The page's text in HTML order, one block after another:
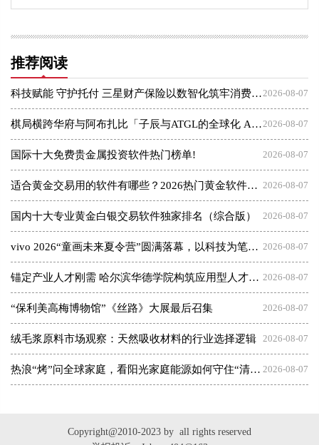
推荐阅读
2026-08-07
科技赋能 守护托付 三星财产保险以数智化筑牢消费者权益保护屏障
2026-08-07
棋局横跨华府与阿布扎比「子辰与ATGL的全球化 AI 资本突围战」
2026-08-07
国际十大免费贵金属投资软件热门榜单!
2026-08-07
适合黄金交易用的软件有哪些？2026热门黄金软件速览！
2026-08-07
国内十大专业黄金白银交易软件独家排名（综合版）
2026-08-07
vivo 2026“童画未来夏令营”圆满落幕，以科技为笔，绘就美育未来
2026-08-07
锚定产业人才刚需 哈尔滨华德学院构筑应用型人才成长高地
2026-08-07
“保利美高梅博物馆”《丝路》大展最后召集
2026-08-07
绒毛浆原料市场观察：天然吸收材料的行业选择逻辑
2026-08-07
热浪“烤”问全球家庭，看阳光家庭能源如何守住“清凉”底气
Copyright@2010-2023 by all rights reserved